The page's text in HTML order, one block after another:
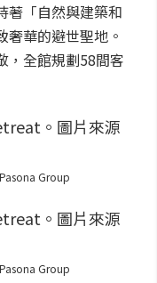
著「自然與建築和
奢華的避世聖地。
，全館規劃58間客
Group
Group